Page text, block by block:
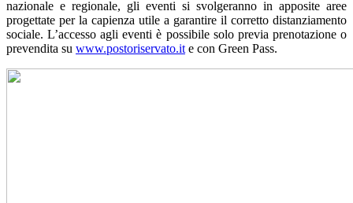
nazionale e regionale, gli eventi si svolgeranno in apposite aree
progettate per la capienza utile a garantire il corretto distanziamento
sociale. L’accesso agli eventi è possibile solo previa prenotazione o
prevendita su www.postoriservato.it e con Green Pass.